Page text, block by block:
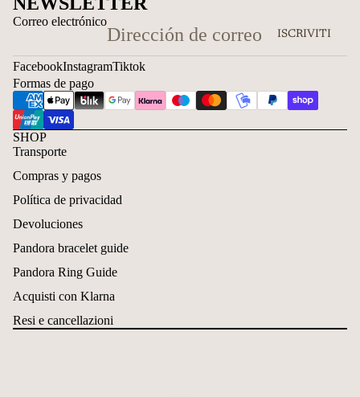
Correo electrónico
ISCRIVITI
FacebookInstagramTiktok
Formas de pago
SHOP
Transporte
Compras y pagos
Política de privacidad
Devoluciones
Pandora bracelet guide
Pandora Ring Guide
Acquisti con Klarna
Resi e cancellazioni